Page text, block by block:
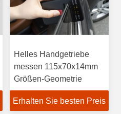
Helles Handgetriebe
messen 115x70x14mm
Größen-Geometrie
Erhalten Sie besten Preis